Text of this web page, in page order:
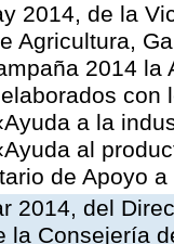
2014, de la
Agricultura,
2014
a la
al
de Apoyo
2014, del
la Consejería